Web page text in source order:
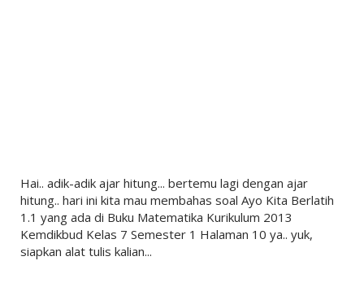
Hai.. adik-adik ajar hitung... bertemu lagi dengan ajar
hitung.. hari ini kita mau membahas soal Ayo Kita Berlatih
1.1 yang ada di Buku Matematika Kurikulum 2013
Kemdikbud Kelas 7 Semester 1 Halaman 10 ya.. yuk,
siapkan alat tulis kalian...